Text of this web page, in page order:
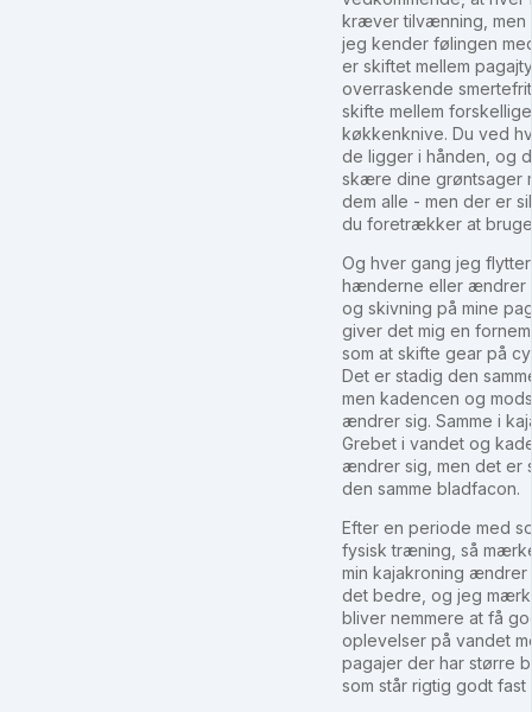
kræver tilvænning, men
jeg kender følingen
er skiftet mellem
overraskende
skifte mellem forskellige
køkkenknive. Du ved
de ligger i hånden, og
skære dine grøntsager
dem alle - men der er
du foretrækker at
Og hver gang jeg flytter
hænderne eller
og skivning på mine
giver det mig en
som at skifte gear på
Det er stadig den
men kadencen og
ændrer sig. Samme i
Grebet i vandet og
ændrer sig, men det er
den samme bladfacon.
Efter en periode med
fysisk træning, så
min kajakroning ændrer
det bedre, og jeg
bliver nemmere at få
oplevelser på vandet
pagajer der har større
som står rigtig godt fast